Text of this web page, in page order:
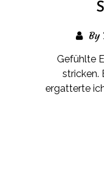
By
Gefühlte
stricken.
ergatterte